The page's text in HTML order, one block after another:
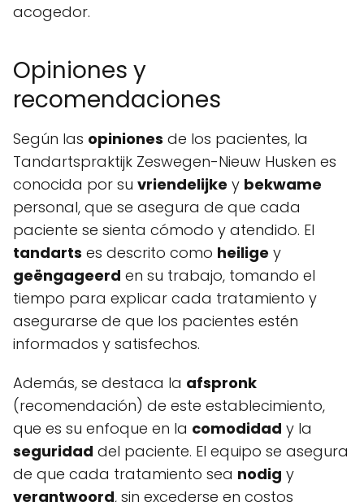
acogedor.
Opiniones y
recomendaciones
Según las opiniones de los pacientes, la
Tandartspraktijk Zeswegen-Nieuw Husken es
conocida por su vriendelijke y bekwame
personal, que se asegura de que cada
paciente se sienta cómodo y atendido. El
tandarts es descrito como heilige y
geëngageerd en su trabajo, tomando el
tiempo para explicar cada tratamiento y
asegurarse de que los pacientes estén
informados y satisfechos.
Además, se destaca la afspronk
(recomendación) de este establecimiento,
que es su enfoque en la comodidad y la
seguridad del paciente. El equipo se asegura
de que cada tratamiento sea nodig y
verantwoord, sin excederse en costos